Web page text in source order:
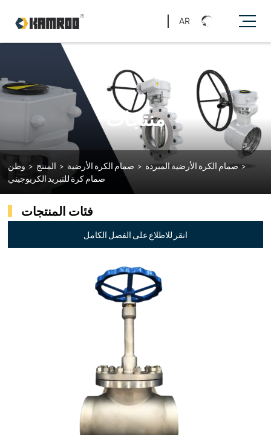
AR
منتجات
وطن > المنتج > صمام الكرة الأرضية > صمام الكرة الأرضية المبردة >
صمام كرة للتبريد الكريوجيني
فئات المنتجات
انقر للاطلاع على الفصل الكامل